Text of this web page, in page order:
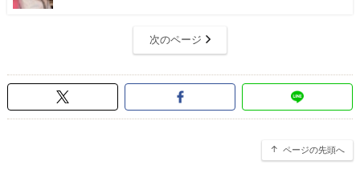
次のページ
ページの先頭へ